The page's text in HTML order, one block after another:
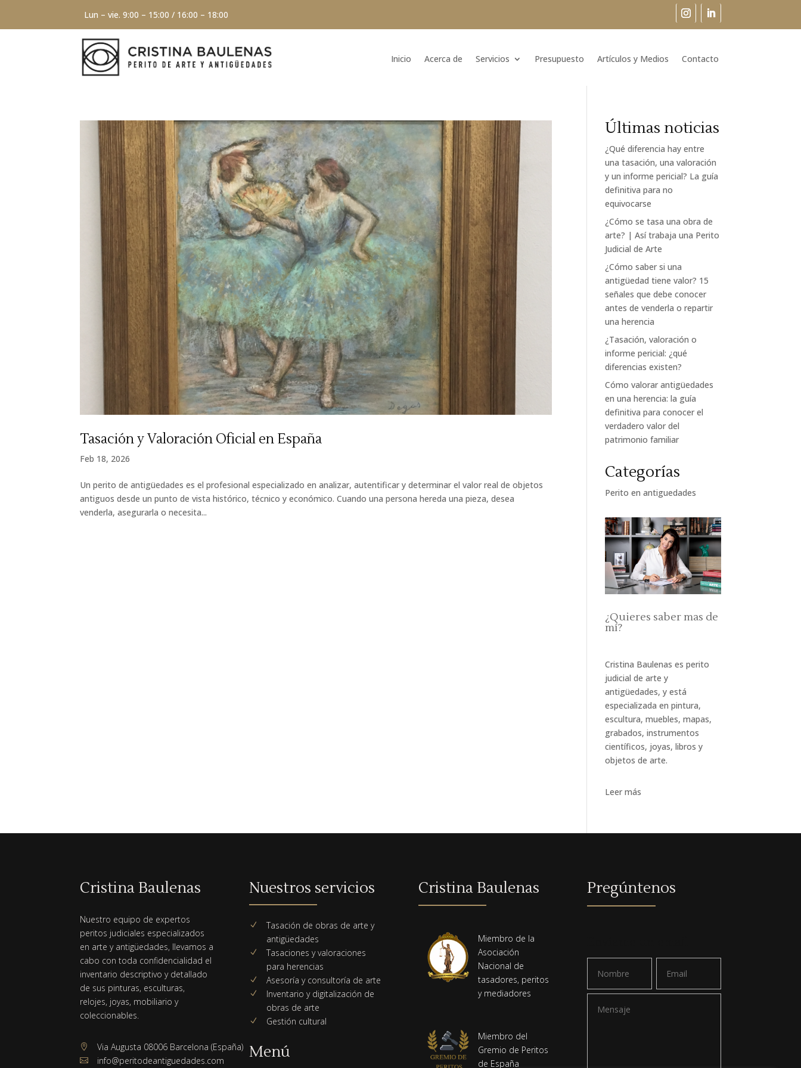
Lun – vie. 9:00 – 15:00 / 16:00 – 18:00
Inicio Acerca de Servicios Presupuesto Artículos y Medios Contacto
Tasación y Valoración Oficial en España
Feb 18, 2026
Un perito de antigüedades es el profesional especializado en analizar, autentificar y determinar el valor real de objetos
antiguos desde un punto de vista histórico, técnico y económico. Cuando una persona hereda una pieza, desea
venderla, asegurarla o necesita...
Últimas noticias
¿Qué diferencia hay entre
una tasación, una valoración
y un informe pericial? La guía
definitiva para no
equivocarse
¿Cómo se tasa una obra de
arte? | Así trabaja una Perito
Judicial de Arte
¿Cómo saber si una
antigüedad tiene valor? 15
señales que debe conocer
antes de venderla o repartir
una herencia
¿Tasación, valoración o
informe pericial: ¿qué
diferencias existen?
Cómo valorar antigüedades
en una herencia: la guía
definitiva para conocer el
verdadero valor del
patrimonio familiar
Categorías
Perito en antiguedades
¿Quieres saber mas de
mí?
Cristina Baulenas es perito
judicial de arte y
antigüedades, y está
especializada en pintura,
escultura, muebles, mapas,
grabados, instrumentos
científicos, joyas, libros y
objetos de arte.
Leer más
Cristina Baulenas
Nuestro equipo de expertos
peritos judiciales especializados
en arte y antigüedades, llevamos a
cabo con toda confidencialidad el
inventario descriptivo y detallado
de sus pinturas, esculturas,
relojes, joyas, mobiliario y
coleccionables.
 Via Augusta 08006 Barcelona (España)
 info@peritodeantiguedades.com
Nuestros servicios
N
Tasación de obras de arte y
antigüedades
N
Tasaciones y valoraciones
para herencias
N Asesoría y consultoría de arte
N
Inventario y digitalización de
obras de arte
N Gestión cultural
Menú
Cristina Baulenas
Miembro de la
Asociación
Nacional de
tasadores, peritos
y mediadores
Miembro del
Gremio de Peritos
de España
Pregúntenos